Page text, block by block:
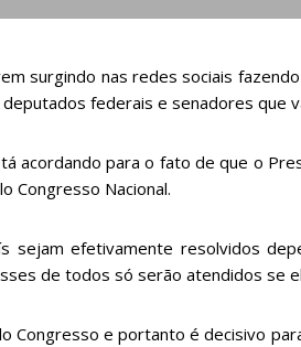
surgindo nas redes sociais
federais e senadores que
acordando para o fato de que o
Congresso Nacional.
sejam efetivamente resolvidos
de todos só serão atendidos se
Congresso e portanto é decisivo